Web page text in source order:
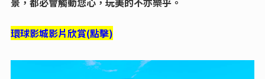
環球影城影片欣賞(點擊)